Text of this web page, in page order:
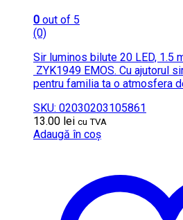
0 out of 5
(0)
Sir luminos bilute 20 LED, 1.5
ZYK1949 EMOS. Cu ajutorul
pentru familia ta o atmosfera
SKU: 02030203105861
13.00 lei cu TVA
Adaugă în coș